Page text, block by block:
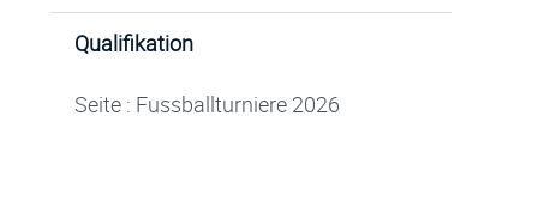
Qualifikation
Seite : Fussballturniere 2026